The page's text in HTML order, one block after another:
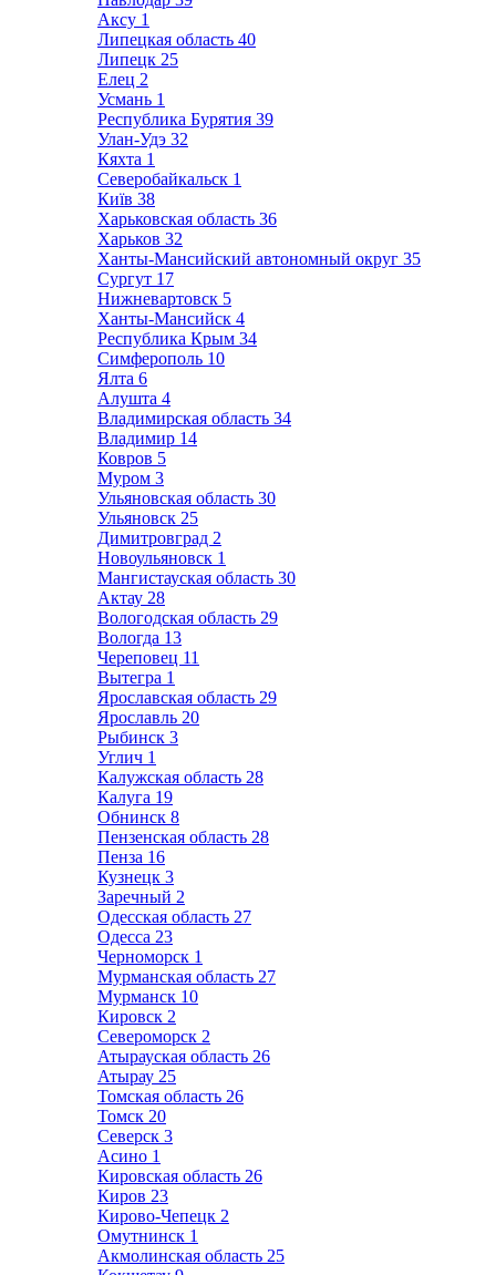
Аксу 1
Липецкая область 40
Липецк 25
Елец 2
Усмань 1
Республика Бурятия 39
Улан-Удэ 32
Кяхта 1
Северобайкальск 1
Київ 38
Харьковская область 36
Харьков 32
Ханты-Мансийский автономный округ 35
Сургут 17
Нижневартовск 5
Ханты-Мансийск 4
Республика Крым 34
Симферополь 10
Ялта 6
Алушта 4
Владимирская область 34
Владимир 14
Ковров 5
Муром 3
Ульяновская область 30
Ульяновск 25
Димитровград 2
Новоульяновск 1
Мангистауская область 30
Актау 28
Вологодская область 29
Вологда 13
Череповец 11
Вытегра 1
Ярославская область 29
Ярославль 20
Рыбинск 3
Углич 1
Калужская область 28
Калуга 19
Обнинск 8
Пензенская область 28
Пенза 16
Кузнецк 3
Заречный 2
Одесская область 27
Одесса 23
Черноморск 1
Мурманская область 27
Мурманск 10
Кировск 2
Североморск 2
Атырауская область 26
Атырау 25
Томская область 26
Томск 20
Северск 3
Асино 1
Кировская область 26
Киров 23
Кирово-Чепецк 2
Омутнинск 1
Акмолинская область 25